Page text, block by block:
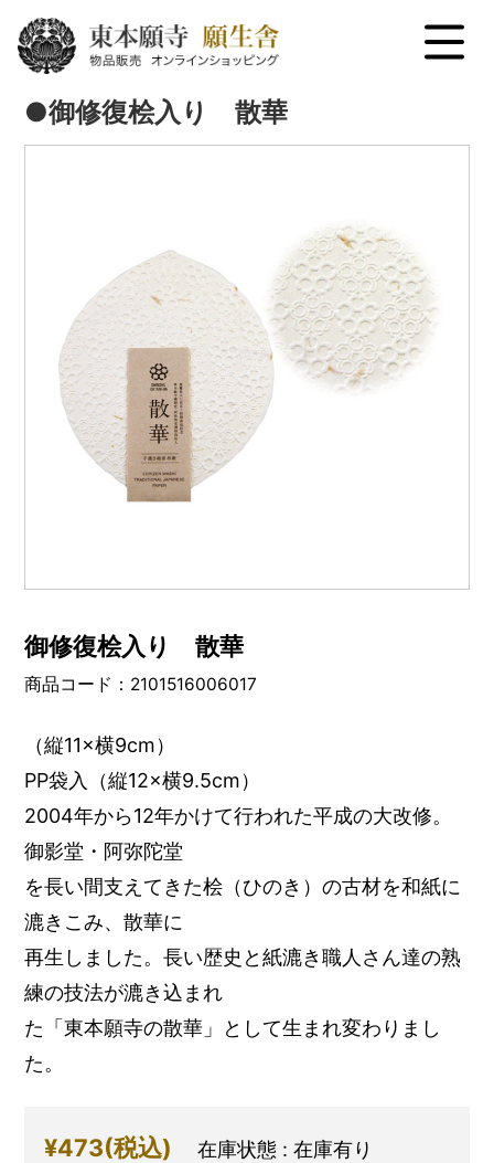
menu
●御修復桧入り 散華
御修復桧入り 散華
商品コード：2101516006017
（縦11×横9cm）
PP袋入（縦12×横9.5cm）
2004年から12年かけて行われた平成の大改修。
御影堂・阿弥陀堂
を長い間支えてきた桧（ひのき）の古材を和紙に
漉きこみ、散華に
再生しました。長い歴史と紙漉き職人さん達の熟
練の技法が漉き込まれ
た「東本願寺の散華」として生まれ変わりまし
た。
¥473(税込) 在庫状態 : 在庫有り